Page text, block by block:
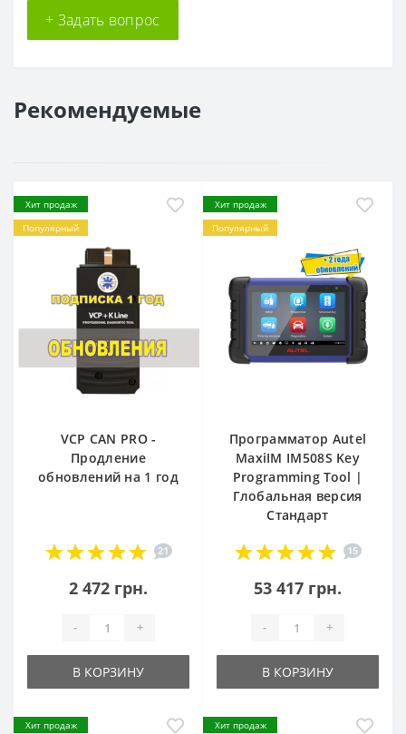
+ Задать вопрос
Рекомендуемые
Хит продаж
Популярный
VCP CAN PRO -
Продление
обновлений на 1 год
21
2 472 грн.
- +
В КОРЗИНУ
Хит продаж
Популярный
Программатор Autel
MaxiIM IM508S Key
Programming Tool |
Глобальная версия
Стандарт
15
53 417 грн.
- +
В КОРЗИНУ
Хит продаж
Хит продаж